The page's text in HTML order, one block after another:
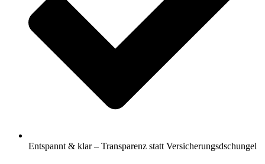
Entspannt & klar – Transparenz statt Versicherungsdschungel